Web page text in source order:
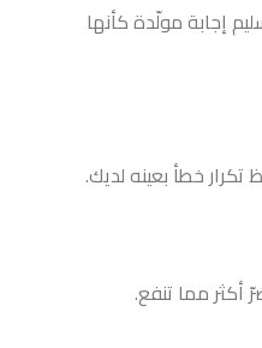
إجابة مولّدة كأنها
خطأ بعينه لديك.
أكثر مما تنفع.